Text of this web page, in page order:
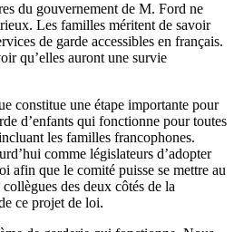
du gouvernement de M. Ford ne
Les familles méritent de savoir
de garde accessibles en français.
qu’elles auront une survie
constitue une étape importante pour
d’enfants qui fonctionne pour toutes
les familles francophones.
comme législateurs d’adopter
afin que le comité puisse se mettre au
des deux côtés de la
ce projet de loi.